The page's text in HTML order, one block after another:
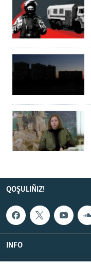
QOŞULIÑIZ!
INFO